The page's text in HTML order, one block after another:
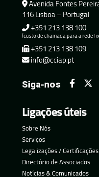
Avenida Fontes
116 Lisboa – Portugal
+351 213 138 100
(custo de chamada para a rede
+351 213 138 109
info@cciap.pt
Siga-nos
Ligações úteis
Sobre Nós
Serviços
Legalizações / Certificações
Directório de Associados
Notícias & Comunicados